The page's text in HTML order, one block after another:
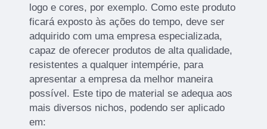
logo e cores, por exemplo. Como este produto
ficará exposto às ações do tempo, deve ser
adquirido com uma empresa especializada,
capaz de oferecer produtos de alta qualidade,
resistentes a qualquer intempérie, para
apresentar a empresa da melhor maneira
possível. Este tipo de material se adequa aos
mais diversos nichos, podendo ser aplicado
em: